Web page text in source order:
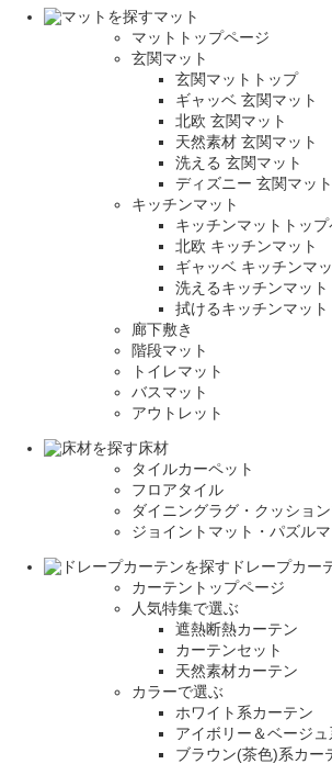
マット
マットトップページ
玄関マット
玄関マットトップ
ギャッベ 玄関マット
北欧 玄関マット
天然素材 玄関マット
洗える 玄関マット
ディズニー 玄関マット
キッチンマット
キッチンマットトップ
北欧 キッチンマット
ギャッベ キッチンマ
洗えるキッチンマット
拭けるキッチンマット
廊下敷き
階段マット
トイレマット
バスマット
アウトレット
床材
タイルカーペット
フロアタイル
ダイニングラグ・クッショ
ジョイントマット・パズルマ
ドレープカー
カーテントップページ
人気特集で選ぶ
遮熱断熱カーテン
カーテンセット
天然素材カーテン
カラーで選ぶ
ホワイト系カーテン
アイボリー＆ベージ
ブラウン(茶色)系カー